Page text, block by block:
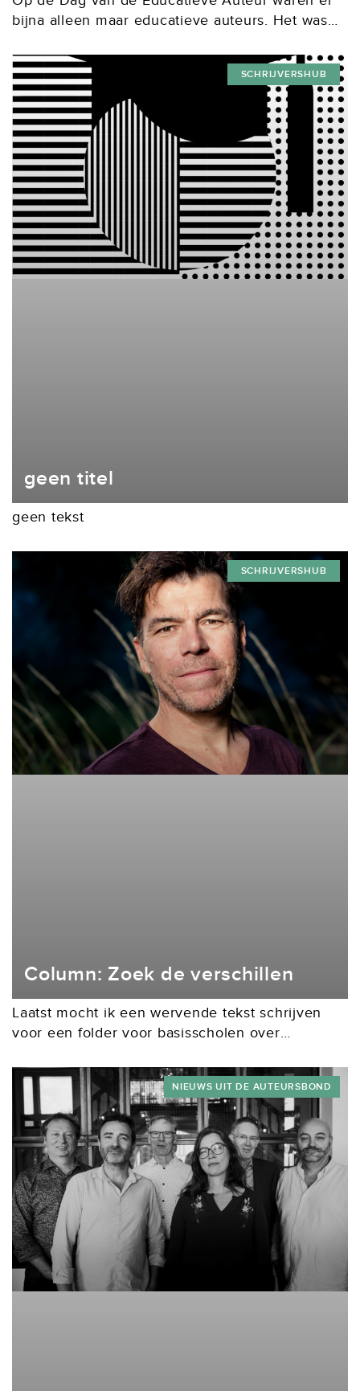
bijna alleen maar educatieve auteurs. Het was
directeur of de conservatieve redacteur, om
maar...
geen titel
geen tekst
SCHRIJVERSHUB
Column: Zoek de verschillen
Laatst mocht ik een wervende tekst schrijven
voor een folder voor basisscholen over
uit in: wat hebben zulke boeken dat
schoolboeken niet hebben? Je zou...
SCHRIJVERSHUB
NIEUWS UIT DE AUTEURSBOND